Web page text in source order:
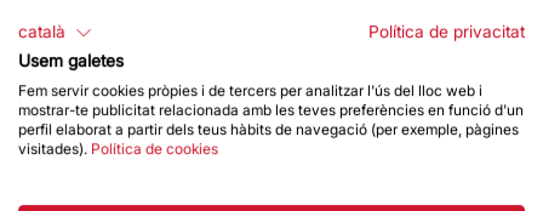
Destacats
La Fundació
Preguntes freqüents
català
Política de privacitat
Usem galetes
Fem servir cookies pròpies i de tercers per analitzar l'ús del lloc web i
mostrar-te publicitat relacionada amb les teves preferències en funció d'un
perfil elaborat a partir dels teus hàbits de navegació (per exemple, pàgines
visitades). Política de cookies